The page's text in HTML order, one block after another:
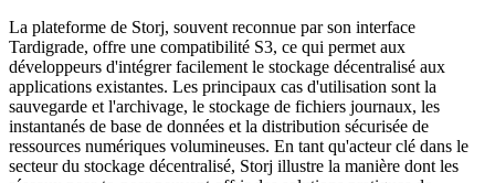
La plateforme de Storj, souvent reconnue par son interface
Tardigrade, offre une compatibilité S3, ce qui permet aux
développeurs d'intégrer facilement le stockage décentralisé aux
applications existantes. Les principaux cas d'utilisation sont la
sauvegarde et l'archivage, le stockage de fichiers journaux, les
instantanés de base de données et la distribution sécurisée de
ressources numériques volumineuses. En tant qu'acteur clé dans le
secteur du stockage décentralisé, Storj illustre la manière dont les